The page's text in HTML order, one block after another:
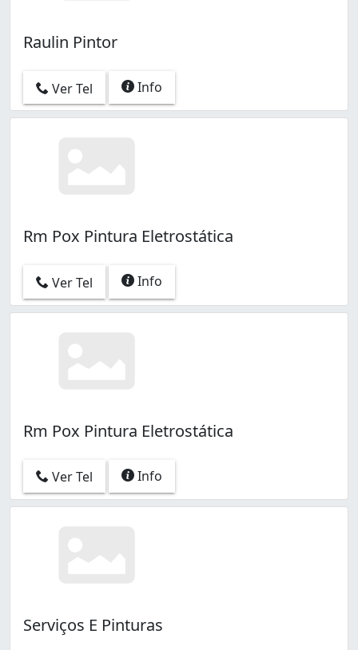
Raulin Pintor
Ver Tel Info
Rm Pox Pintura Eletrostática
Ver Tel Info
Rm Pox Pintura Eletrostática
Ver Tel Info
Serviços E Pinturas